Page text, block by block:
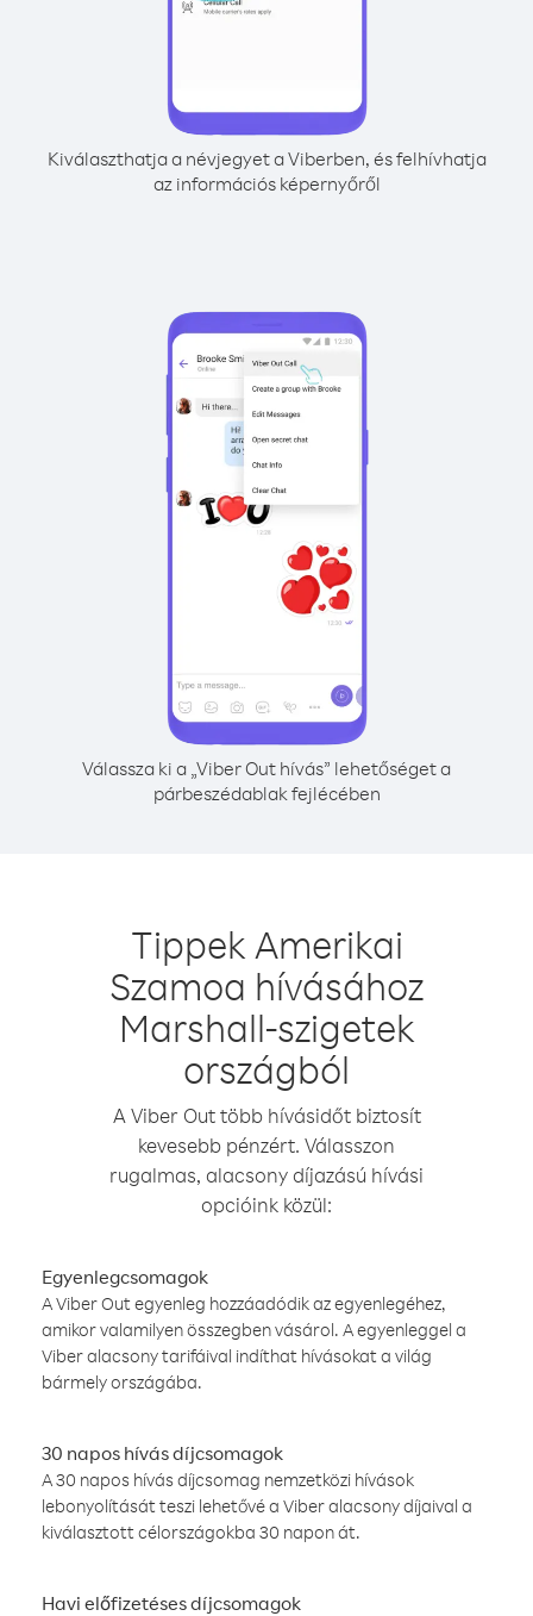
Kiválaszthatja a névjegyet a Viberben, és felhívhatja
az információs képernyőről
Válassza ki a „Viber Out hívás” lehetőséget a
párbeszédablak fejlécében
Tippek Amerikai
Szamoa hívásához
Marshall-szigetek
országból
A Viber Out több hívásidőt biztosít
kevesebb pénzért. Válasszon
rugalmas, alacsony díjazású hívási
opcióink közül:
Egyenlegcsomagok
A Viber Out egyenleg hozzáadódik az egyenlegéhez,
amikor valamilyen összegben vásárol. A egyenleggel a
Viber alacsony tarifáival indíthat hívásokat a világ
bármely országába.
30 napos hívás díjcsomagok
A 30 napos hívás díjcsomag nemzetközi hívások
lebonyolítását teszi lehetővé a Viber alacsony díjaival a
kiválasztott célországokba 30 napon át.
Havi előfizetéses díjcsomagok